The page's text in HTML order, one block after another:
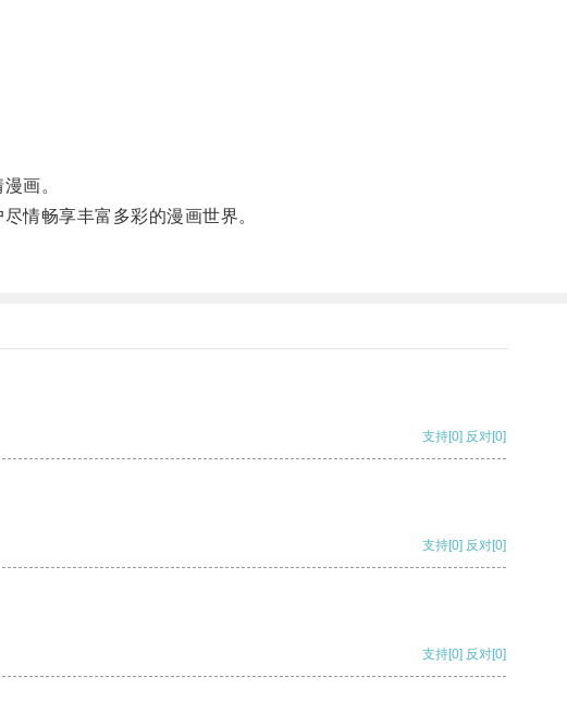
画。
情畅享丰富多彩的漫画世界。
支持[0] 反对[0]
支持[0] 反对[0]
支持[0] 反对[0]